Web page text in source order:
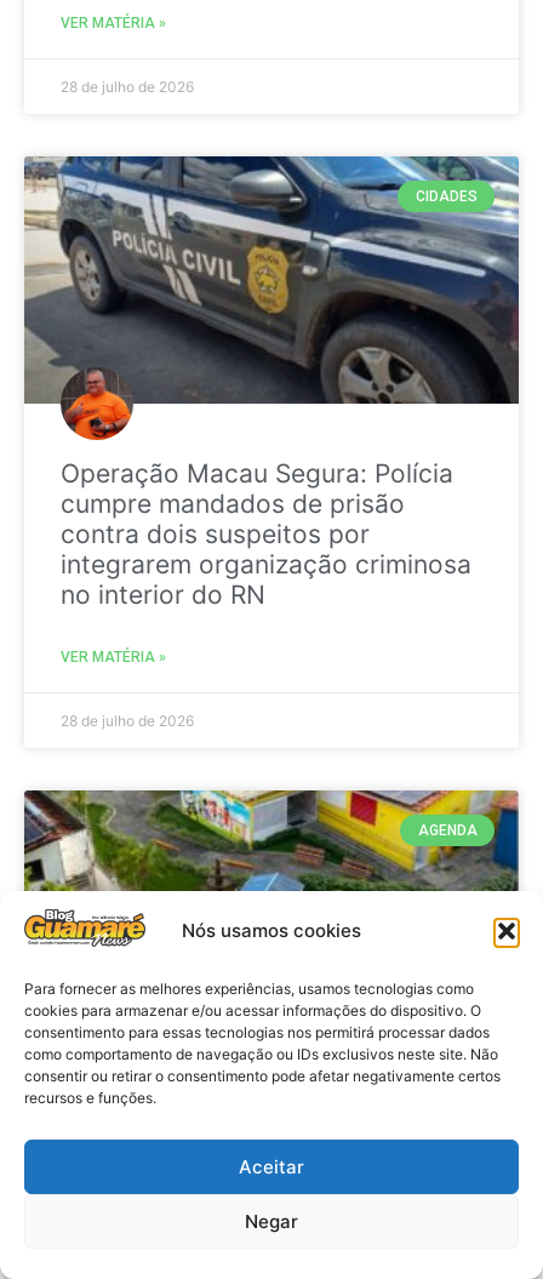
Nós usamos cookies
Para fornecer as melhores experiências, usamos tecnologias como
cookies para armazenar e/ou acessar informações do dispositivo. O
consentimento para essas tecnologias nos permitirá processar dados
como comportamento de navegação ou IDs exclusivos neste site. Não
consentir ou retirar o consentimento pode afetar negativamente certos
recursos e funções.
Aceitar
Negar
VER MATÉRIA »
28 de julho de 2026
CIDADES
Operação Macau Segura: Polícia
cumpre mandados de prisão
contra dois suspeitos por
integrarem organização criminosa
no interior do RN
VER MATÉRIA »
28 de julho de 2026
AGENDA
Agenda: 10ª Mostra Pedagógica
da Casa Durval Paiva acontecerá
nesta quarta-feira (29)